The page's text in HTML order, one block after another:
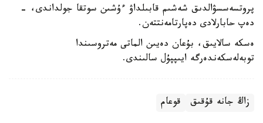
پروتسەسسۋالدىق شەشىم قابىلداۋ ءۇشىن سوتقا جولداندى، -
دەپ حابارلادى دەپارتامەنتتەن.
ەسكە سالايىق، بۇعان دەيىن الماتى مەتروسىندا
توبەلەسكەندەرگە ايىپپۇل سالىندى.
زاڭ جانە قۇقىق قوعام